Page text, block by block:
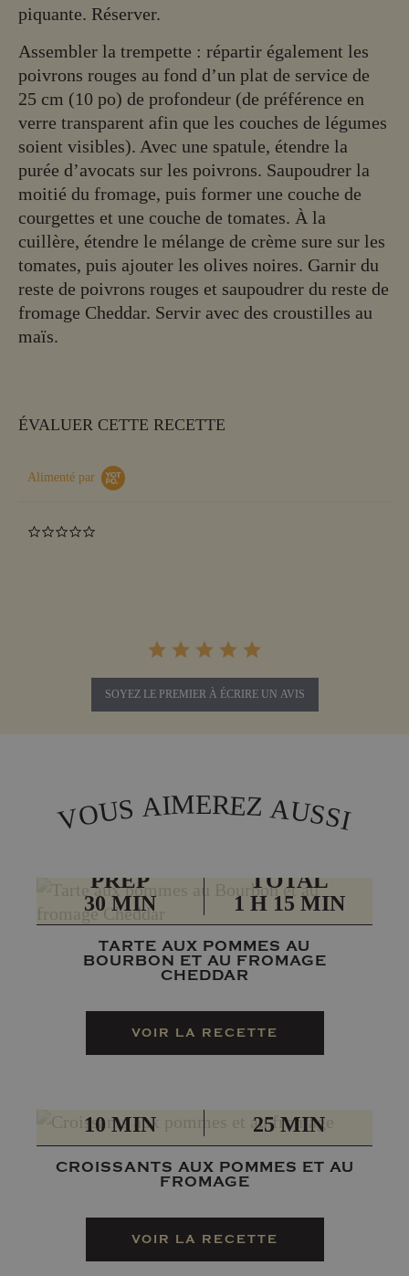
piquante. Réserver.
Assembler la trempette : répartir également les
poivrons rouges au fond d’un plat de service de
25 cm (10 po) de profondeur (de préférence en
verre transparent afin que les couches de légumes
soient visibles). Avec une spatule, étendre la
purée d’avocats sur les poivrons. Saupoudrer la
moitié du fromage, puis former une couche de
courgettes et une couche de tomates. À la
cuillère, étendre le mélange de crème sure sur les
tomates, puis ajouter les olives noires. Garnir du
reste de poivrons rouges et saupoudrer du reste de
fromage Cheddar. Servir avec des croustilles au
maïs.
ÉVALUER CETTE RECETTE
Alimenté par
SOYEZ LE PREMIER À ÉCRIRE UN AVIS
VOUS AIMEREZ AUSSI
PRÉP
30 MIN
TOTAL
1 H 15 MIN
TARTE AUX POMMES AU
BOURBON ET AU FROMAGE
CHEDDAR
VOIR LA RECETTE
10 MIN 25 MIN
CROISSANTS AUX POMMES ET AU
FROMAGE
VOIR LA RECETTE